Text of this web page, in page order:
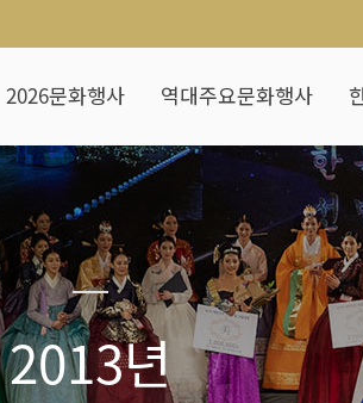
2026문화행사 역대주요문화행사
2013년